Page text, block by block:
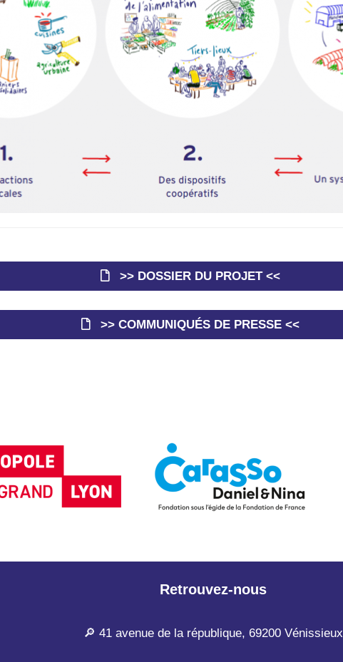
>> DOSSIER DU PROJET <<
>> COMMUNIQUÉS DE PRESSE <<
Retrouvez-nous
🔎 41 avenue de la république, 69200 Vénissieux